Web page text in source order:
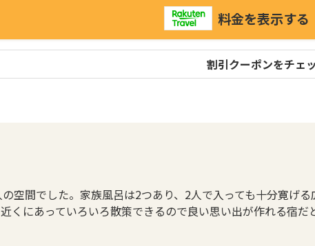
料金を表示する
割引クーポンをチェ
空間でした。家族風呂は2つあり、2人で入っても十分寛げ
くにあっていろいろ散策できるので良い思い出が作れる宿だ